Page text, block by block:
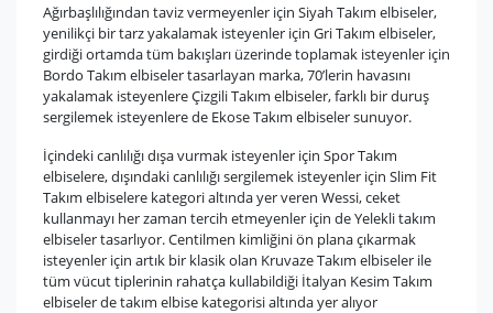
Ağırbaşlılığından taviz vermeyenler için Siyah Takım elbiseler,
yenilikçi bir tarz yakalamak isteyenler için Gri Takım elbiseler,
girdiği ortamda tüm bakışları üzerinde toplamak isteyenler için
Bordo Takım elbiseler tasarlayan marka, 70’lerin havasını
yakalamak isteyenlere Çizgili Takım elbiseler, farklı bir duruş
sergilemek isteyenlere de Ekose Takım elbiseler sunuyor.
İçindeki canlılığı dışa vurmak isteyenler için Spor Takım
elbiselere, dışındaki canlılığı sergilemek isteyenler için Slim Fit
Takım elbiselere kategori altında yer veren Wessi, ceket
kullanmayı her zaman tercih etmeyenler için de Yelekli takım
elbiseler tasarlıyor. Centilmen kimliğini ön plana çıkarmak
isteyenler için artık bir klasik olan Kruvaze Takım elbiseler ile
tüm vücut tiplerinin rahatça kullabildiği İtalyan Kesim Takım
elbiseler de takım elbise kategorisi altında yer alıyor